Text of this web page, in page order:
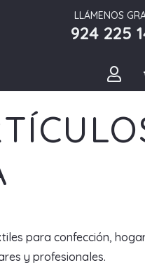
LLÁMENOS
924 225
para confección,
y profesionales.